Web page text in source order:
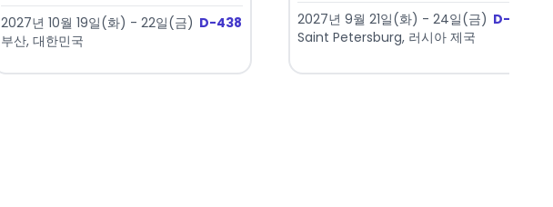
2027년 10월 19일(화) - 22일(금) D-438
부산, 대한민국
2027년 9월 21일(화) - 24일(금) D-410
Saint Petersburg, 러시아 제국